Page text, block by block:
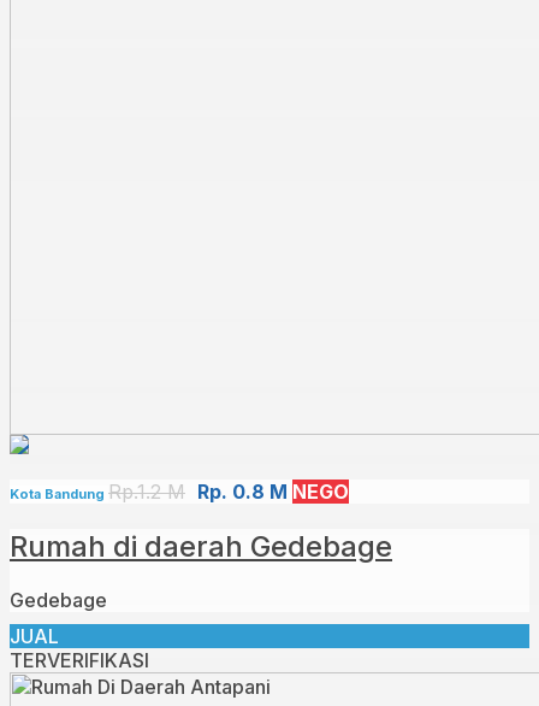
Kota Bandung Rp.1.2 M Rp. 0.8 M NEGO
Rumah di daerah Gedebage
Gedebage
JUAL
TERVERIFIKASI